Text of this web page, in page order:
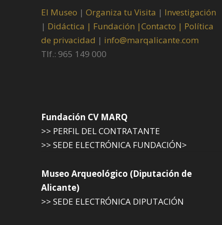
El Museo | Organiza tu Visita | Investigación
| Didáctica | Fundación |Contacto | Política
de privacidad | info@marqalicante.com
Tlf.: 965 149 000
Fundación CV MARQ
>> PERFIL DEL CONTRATANTE
>> SEDE ELECTRÓNICA FUNDACIÓN>
Museo Arqueológico (Diputación de
Alicante)
>> SEDE ELECTRÓNICA DIPUTACIÓN